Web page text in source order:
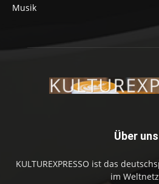
Musik
Über uns
KULTUREXPRESSO ist das
im